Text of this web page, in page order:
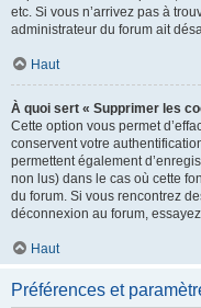
etc. Si vous n’arrivez pas à
administrateur du forum ait
Haut
À quoi sert « Supprimer les
Cette option vous permet
conservent votre
permettent également
non lus) dans le cas où cette
du forum. Si vous rencontrez
déconnexion au forum,
Haut
Préférences et